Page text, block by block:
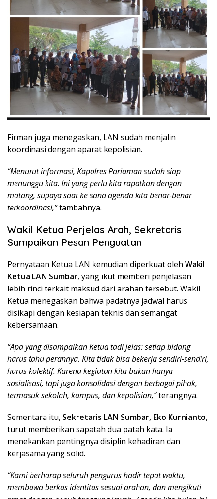
Firman juga menegaskan, LAN sudah menjalin
koordinasi dengan aparat kepolisian.
“Menurut informasi, Kapolres Pariaman sudah siap
menunggu kita. Ini yang perlu kita rapatkan dengan
matang, supaya saat ke sana agenda kita benar-benar
terkoordinasi,”tambahnya.
Wakil Ketua Perjelas Arah, Sekretaris
Sampaikan Pesan Penguatan
Pernyataan Ketua LAN kemudian diperkuat oleh Wakil
Ketua LAN Sumbar, yang ikut memberi penjelasan
lebih rinci terkait maksud dari arahan tersebut. Wakil
Ketua menegaskan bahwa padatnya jadwal harus
disikapi dengan kesiapan teknis dan semangat
kebersamaan.
“Apa yang disampaikan Ketua tadi jelas: setiap bidang
harus tahu perannya. Kita tidak bisa bekerja sendiri-sendiri,
harus kolektif. Karena kegiatan kita bukan hanya
sosialisasi, tapi juga konsolidasi dengan berbagai pihak,
termasuk sekolah, kampus, dan kepolisian,”terangnya.
Sementara itu, Sekretaris LAN Sumbar, Eko Kurnianto,
turut memberikan sapatah dua patah kata. Ia
menekankan pentingnya disiplin kehadiran dan
kerjasama yang solid.
“Kami berharap seluruh pengurus hadir tepat waktu,
membawa berkas identitas sesuai arahan, dan mengikuti